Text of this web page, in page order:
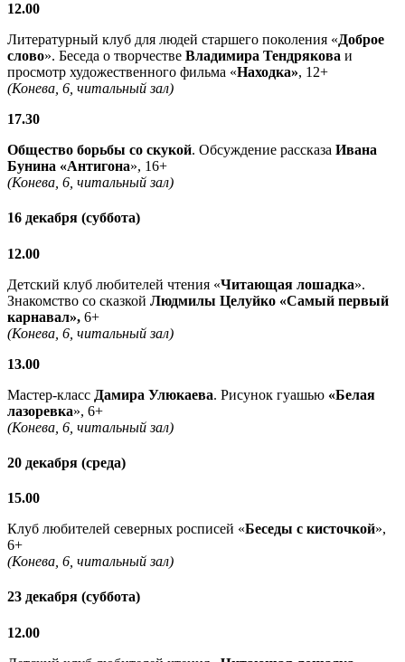
12.00
Литературный клуб для людей старшего поколения «Доброе
слово». Беседа о творчестве Владимира Тендрякова и
просмотр художественного фильма «Находка», 12+
(Конева, 6, читальный зал)
17.30
Общество борьбы со скукой. Обсуждение рассказа Ивана
Бунина «Антигона», 16+
(Конева, 6, читальный зал)
16 декабря (суббота)
12.00
Детский клуб любителей чтения «Читающая лошадка».
Знакомство со сказкой Людмилы Целуйко «Самый первый
карнавал», 6+
(Конева, 6, читальный зал)
13.00
Мастер-класс Дамира Улюкаева. Рисунок гуашью «Белая
лазоревка», 6+
(Конева, 6, читальный зал)
20 декабря (среда)
15.00
Клуб любителей северных росписей «Беседы с кисточкой»,
6+
(Конева, 6, читальный зал)
23 декабря (суббота)
12.00